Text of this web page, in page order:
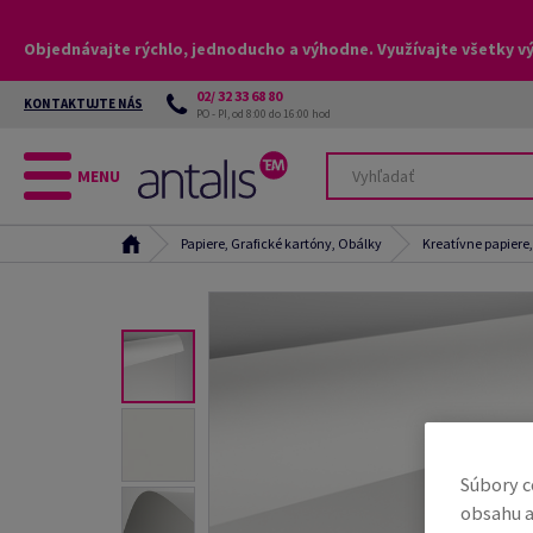
Objednávajte rýchlo, jednoducho a výhodne. Využívajte všetky
KONTAKTUJTE NÁS 02/ 32 33 68 80
PO - PI, od 8:00 do 16:00 hod
MENU
Papiere, Grafické kartóny, Obálky Kreatívne
Súbory
obsahu